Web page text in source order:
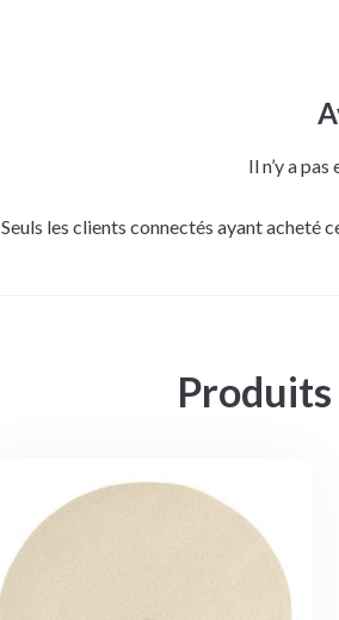
Il n’y a pas
Seuls les clients connectés ayant acheté